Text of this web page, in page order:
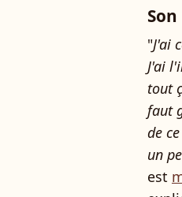
"J'ai
J'ai
tout
faut
de
un
est